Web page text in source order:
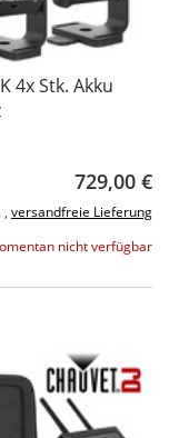
4x Stk. Akku
729,00 €
, versandfreie Lieferung
nicht verfügbar